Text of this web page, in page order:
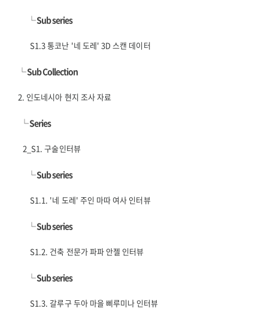
└Sub series
S1.3 통코난 '네 도레' 3D 스캔 데이터
└Sub Collection
2. 인도네시아 현지 조사 자료
└Series
2_S1. 구술인터뷰
└Sub series
S1.1. '네 도레' 주인 마따 여사 인터뷰
└Sub series
S1.2. 건축 전문가 파파 안젤 인터뷰
└Sub series
S1.3. 갈루구 두아 마을 삐루미나 인터뷰